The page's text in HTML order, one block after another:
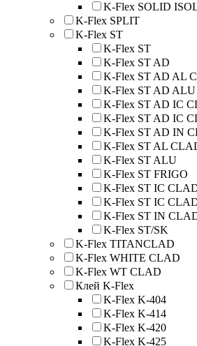
K-Flex SOLID
K-Flex SPLIT
K-Flex ST
K-Flex ST
K-Flex ST AD
K-Flex ST AD AL
K-Flex ST AD ALU
K-Flex ST AD IC
K-Flex ST AD IC
K-Flex ST AD IN
K-Flex ST AL
K-Flex ST ALU
K-Flex ST FRIGO
K-Flex ST IC
K-Flex ST IC
K-Flex ST IN
K-Flex ST/SK
K-Flex TITANCLAD
K-Flex WHITE CLAD
K-Flex WT CLAD
Клей K-Flex
K-Flex K-404
K-Flex K-414
K-Flex K-420
K-Flex K-425